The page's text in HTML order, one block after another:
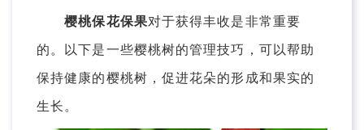
樱桃保花保果对于获得丰收是非常重要
的。以下是一些樱桃树的管理技巧，可以帮助
保持健康的樱桃树，促进花朵的形成和果实的
生长。